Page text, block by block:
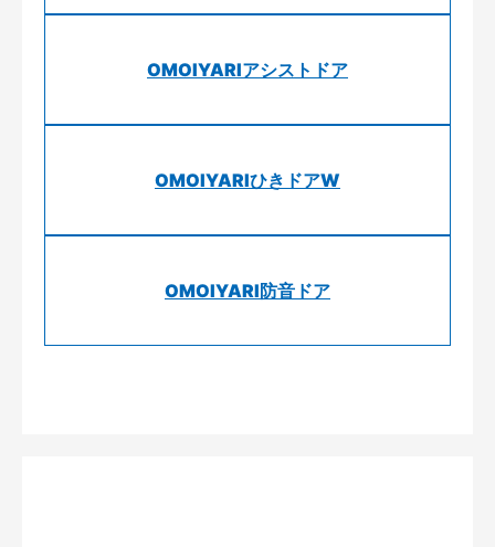
OMOIYARIアシストドア
OMOIYARIひきドアW
OMOIYARI防音ドア